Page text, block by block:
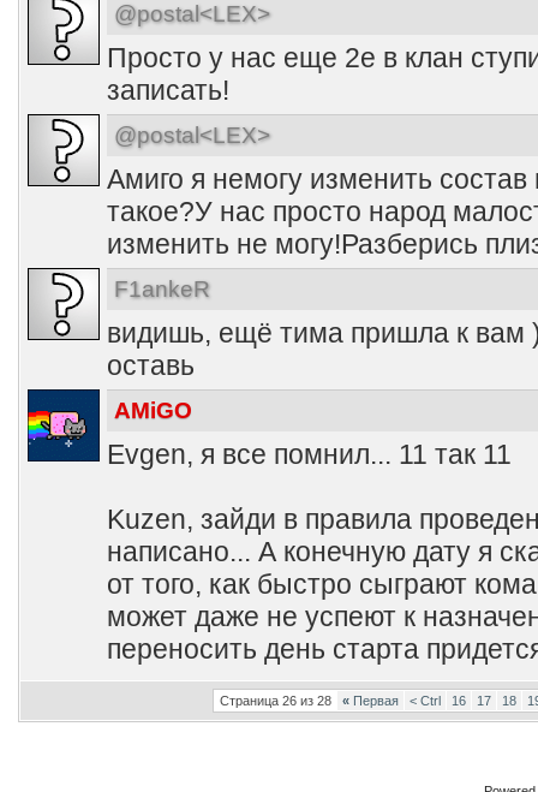
@postal<LEX>
Просто у нас еще 2е в клан
записать!
@postal<LEX>
Амиго я немогу изменить
такое?У нас просто народ
изменить не могу!Разберись
F1ankeR
видишь, ещё тима пришла к вам
оставь
AMiGO
Evgen, я все помнил... 11 так 11
Kuzen, зайди в правила
написано... А конечную дату я
от того, как быстро сыграют
может даже не успеют к
переносить день старта
Страница 26 из 28 « Первая < Ctrl 16 17 18